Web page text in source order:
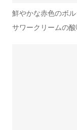
鮮やかな赤色のボ
サワークリームの酸